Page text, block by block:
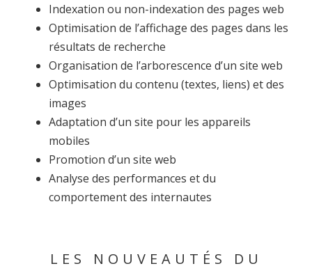
Indexation ou non-indexation des pages web
Optimisation de l’affichage des pages dans les
résultats de recherche
Organisation de l’arborescence d’un site web
Optimisation du contenu (textes, liens) et des
images
Adaptation d’un site pour les appareils
mobiles
Promotion d’un site web
Analyse des performances et du
comportement des internautes
LES NOUVEAUTÉS DU